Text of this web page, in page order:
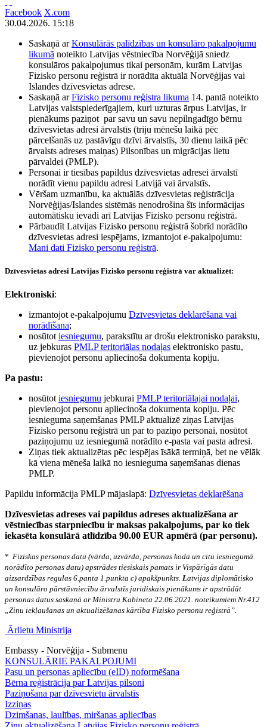
Facebook X.com
30.04.2026. 15:18
Saskaņā arKonsulārās palīdzības un konsulāro pakalpojumu
likumā noteikto Latvijas vēstniecība Norvēģijā sniedz
konsulāros pakalpojumus tikai personām, kurām Latvijas
Fizisko personu reģistrā ir norādīta aktuālā Norvēģijas vai
Islandes dzīvesvietas adrese.
Saskaņā arFizisko personu reģistra likuma 14. pantā noteikto
Latvijas valstspiederīgajiem, kuri uzturas ārpus Latvijas, ir
pienākums paziņot par savu un savu nepilngadīgo bērnu
dzīvesvietas adresi ārvalstīs (triju mēnešu laikā pēc
pārcelšanās uz pastāvīgu dzīvi ārvalstīs, 30 dienu laikā pēc
ārvalsts adreses maiņas) Pilsonības un migrācijas lietu
pārvaldei (PMLP).
Personai ir tiesības papildus dzīvesvietas adresei ārvalstī
norādīt vienu papildu adresi Latvijā vai ārvalstīs.
Vēršam uzmanību, ka aktuālās dzīvesvietas reģistrācija
Norvēģijas/Islandes sistēmās nenodrošina šīs informācijas
automātisku ievadi arī Latvijas Fizisko personu reģistrā.
Pārbaudīt Latvijas Fizisko personu reģistrā šobrīd norādīto
dzīvesvietas adresi iespējams, izmantojot e-pakalpojumu:
Mani dati Fizisko personu reģistrā.
Dzīvesvietas adresi Latvijas Fizisko personu reģistrā var aktualizēt:
Elektroniski:
izmantojot e-pakalpojumu Dzīvesvietas deklarēšana vai
norādīšana;
nosūtot iesniegumu, parakstītu ar drošu elektronisko parakstu,
uz jebkuras PMLP teritoriālas nodaļas elektronisko pastu,
pievienojot personu apliecinoša dokumenta kopiju.
Pa pastu:
nosūtot iesniegumu jebkurai PMLP teritoriālajai nodaļai,
pievienojot personu apliecinoša dokumenta kopiju. Pēc
iesnieguma saņemšanas PMLP aktualizē ziņas Latvijas
Fizisko personu reģistrā un par to paziņo personai, nosūtot
paziņojumu uz iesniegumā norādīto e-pasta vai pasta adresi.
Ziņas tiek aktualizētas pēc iespējas īsākā termiņā, bet ne vēlāk
kā viena mēneša laikā no iesnieguma saņemšanas dienas
PMLP.
Papildu informācija PMLP mājaslapā: Dzīvesvietas deklarēšana
Dzīvesvietas adreses vai papildus adreses aktualizēšana ar
vēstniecības starpniecību ir maksas pakalpojums, par ko tiek
iekasēta konsulārā atlīdzība 90.00 EUR apmērā (par personu).
* Fiziskas personas datu (vārda, uzvārda, personas koda un citu iesniegumā
norādīto personas datu) apstrādes tiesiskais pamats ir Vispārīgās datu
aizsardzības regulas 6.panta 1.punkta c) apakšpunkts. Latvijas diplomātisko
un konsulāro pārstāvniecību ārvalstīs juridiskais pienākums ir apstrādāt
personas datus saskaņā ar Ministru Kabineta 22.06.2021. noteikumiem Nr.412
„Ziņu iekļaušanas un aktualizēšanas kārtība Fizisko personu reģistrā”.
Ārlietu Ministrija
Embassy - Norvēģija - Submenu
KONSULĀRIE PAKALPOJUMI
Pasu un personas apliecību (eID) noformēšana
Bērna reģistrācija par Latvijas pilsoni
Paziņošana par dzīvesvietu ārvalstīs
Izziņas
Dzimšanas, laulības, miršanas apliecības